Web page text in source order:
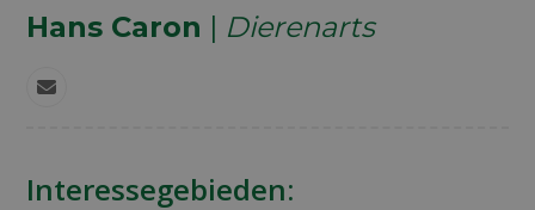
Hans Caron | Dierenarts
E-
Interessegebieden: